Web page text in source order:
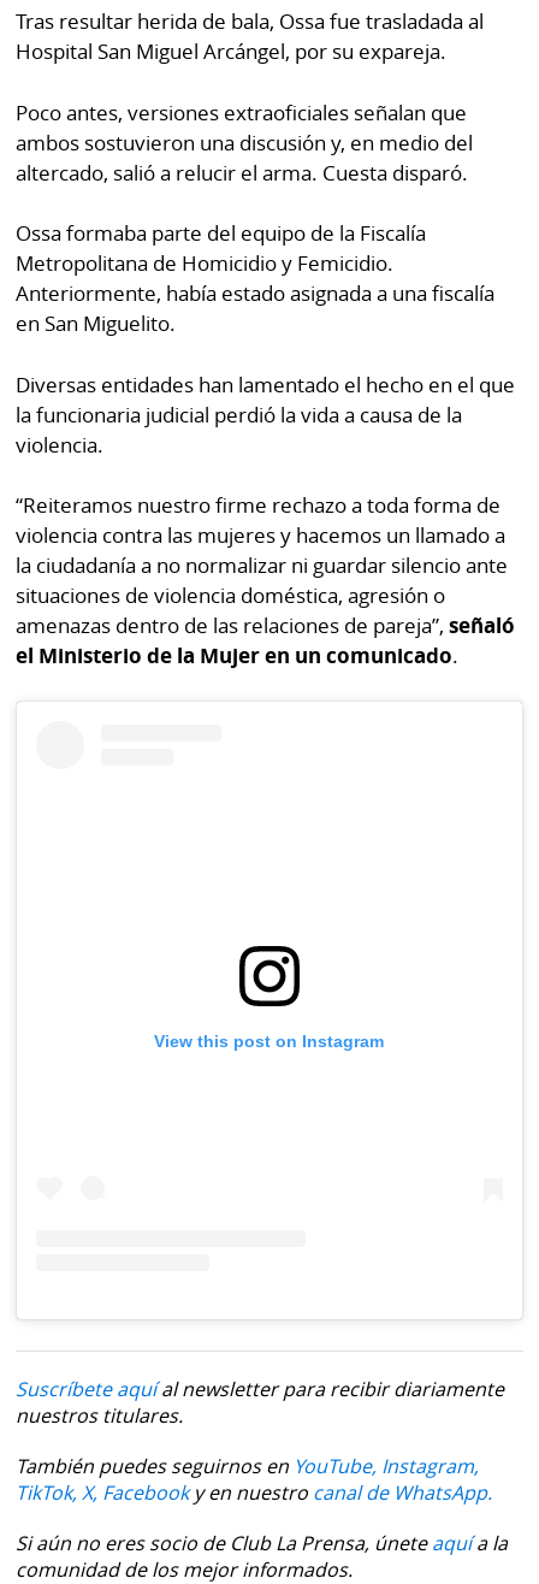
Tras resultar herida de bala, Ossa fue trasladada al
Hospital San Miguel Arcángel, por su expareja.
Poco antes, versiones extraoficiales señalan que
ambos sostuvieron una discusión y, en medio del
altercado, salió a relucir el arma. Cuesta disparó.
Ossa formaba parte del equipo de la Fiscalía
Metropolitana de Homicidio y Femicidio.
Anteriormente, había estado asignada a una fiscalía
en San Miguelito.
Diversas entidades han lamentado el hecho en el que
la funcionaria judicial perdió la vida a causa de la
violencia.
“Reiteramos nuestro firme rechazo a toda forma de
violencia contra las mujeres y hacemos un llamado a
la ciudadanía a no normalizar ni guardar silencio ante
situaciones de violencia doméstica, agresión o
amenazas dentro de las relaciones de pareja”,señaló
el Ministerio de la Mujer en un comunicado.
View this post on Instagram
Suscríbete aquíal newsletter para recibir diariamente
nuestros titulares.
También puedes seguirnos en YouTube, Instagram,
TikTok, X, Facebooky en nuestro canal de WhatsApp.
Si aún no eres socio de Club La Prensa, úneteaquía la
comunidad de los mejor informados.